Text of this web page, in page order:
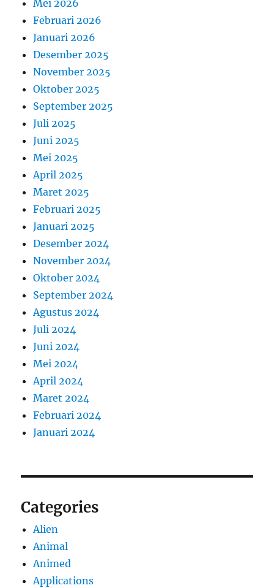
Mei 2026
Februari 2026
Januari 2026
Desember 2025
November 2025
Oktober 2025
September 2025
Juli 2025
Juni 2025
Mei 2025
April 2025
Maret 2025
Februari 2025
Januari 2025
Desember 2024
November 2024
Oktober 2024
September 2024
Agustus 2024
Juli 2024
Juni 2024
Mei 2024
April 2024
Maret 2024
Februari 2024
Januari 2024
Categories
Alien
Animal
Animed
Applications